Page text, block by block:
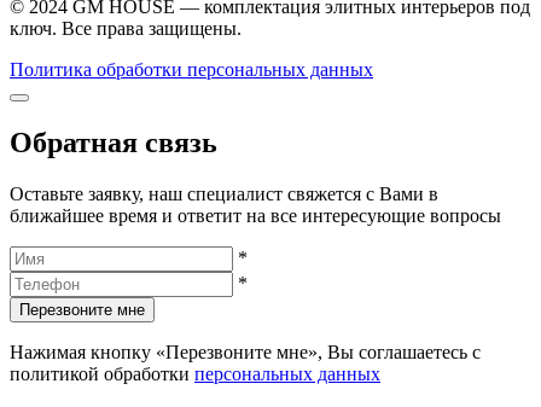
© 2024 GM HOUSE — комплектация элитных интерьеров под
ключ. Все права защищены.
Политика обработки персональных данных
Обратная связь
Оставьте заявку, наш специалист свяжется с Вами в
ближайшее время и ответит на все интересующие вопросы
*
*
Перезвоните мне
Нажимая кнопку «Перезвоните мне», Вы соглашаетесь с
политикой обработки персональных данных